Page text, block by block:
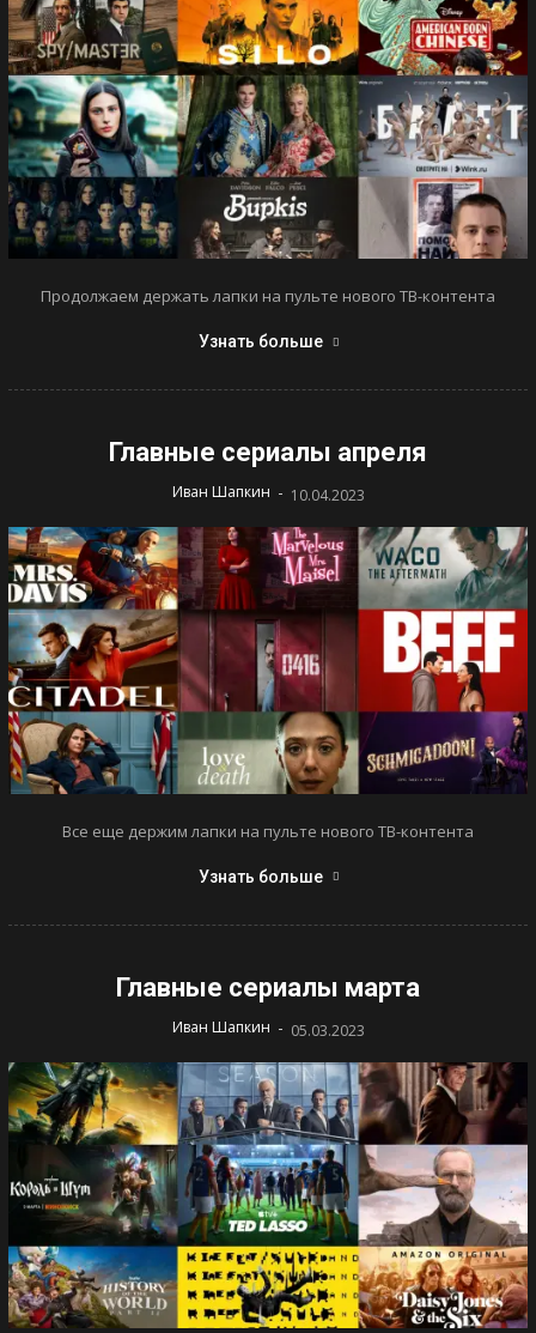
Продолжаем держать лапки на пульте нового ТВ-контента
Узнать больше
Главные сериалы апреля
Иван Шапкин - 10.04.2023
Все еще держим лапки на пульте нового ТВ-контента
Узнать больше
Главные сериалы марта
Иван Шапкин - 05.03.2023